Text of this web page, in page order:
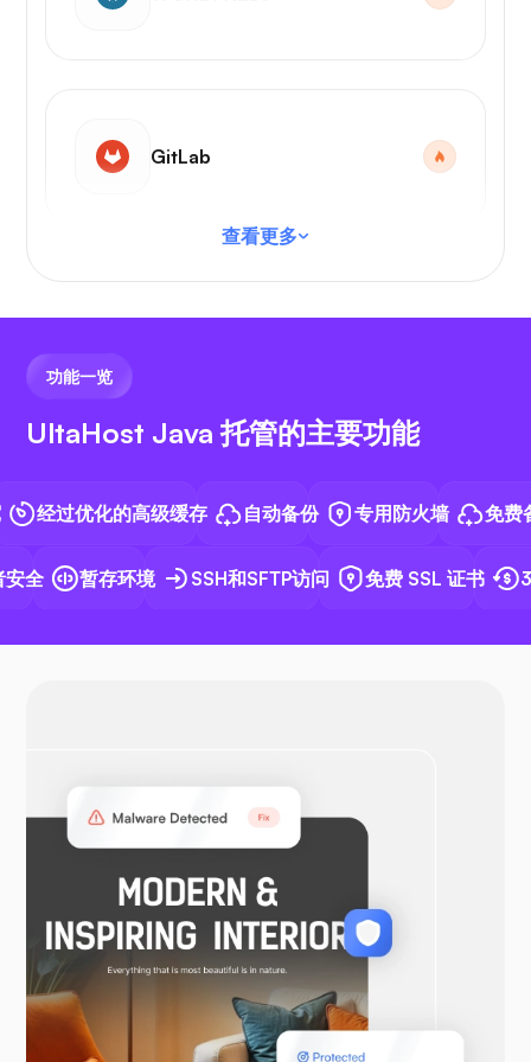
GitLab
VS 代码
Docker
OpenVPN
WooCommerce
查看更多
功能一览
UltaHost Java 托管的主要功能
过优化的高级缓存 自动备份 专用防火墙 免费备份
全 暂存环境 SSH和SFTP访问 免费 SSL 证书 30